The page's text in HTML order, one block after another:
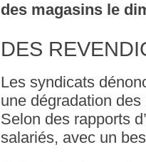
des magasins le
DES
Les syndicats
une dégradation
Selon des rapports
salariés, avec un